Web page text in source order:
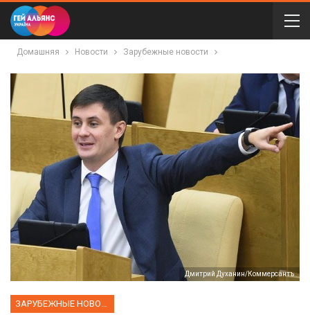
Домашняя Новости Зарубежные новости
Дмитрий Духанин/Коммерсантъ